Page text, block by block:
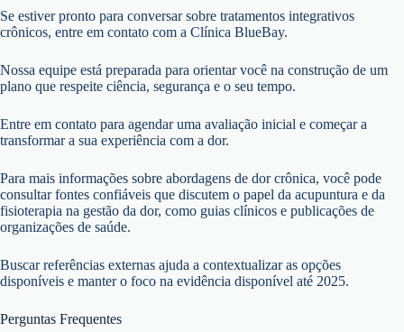
Se estiver pronto para conversar sobre tratamentos integrativos
crônicos, entre em contato com a Clínica BlueBay.
Nossa equipe está preparada para orientar você na construção de um
plano que respeite ciência, segurança e o seu tempo.
Entre em contato para agendar uma avaliação inicial e começar a
transformar a sua experiência com a dor.
Para mais informações sobre abordagens de dor crônica, você pode
consultar fontes confiáveis que discutem o papel da acupuntura e da
fisioterapia na gestão da dor, como guias clínicos e publicações de
organizações de saúde.
Buscar referências externas ajuda a contextualizar as opções
disponíveis e manter o foco na evidência disponível até 2025.
Perguntas Frequentes